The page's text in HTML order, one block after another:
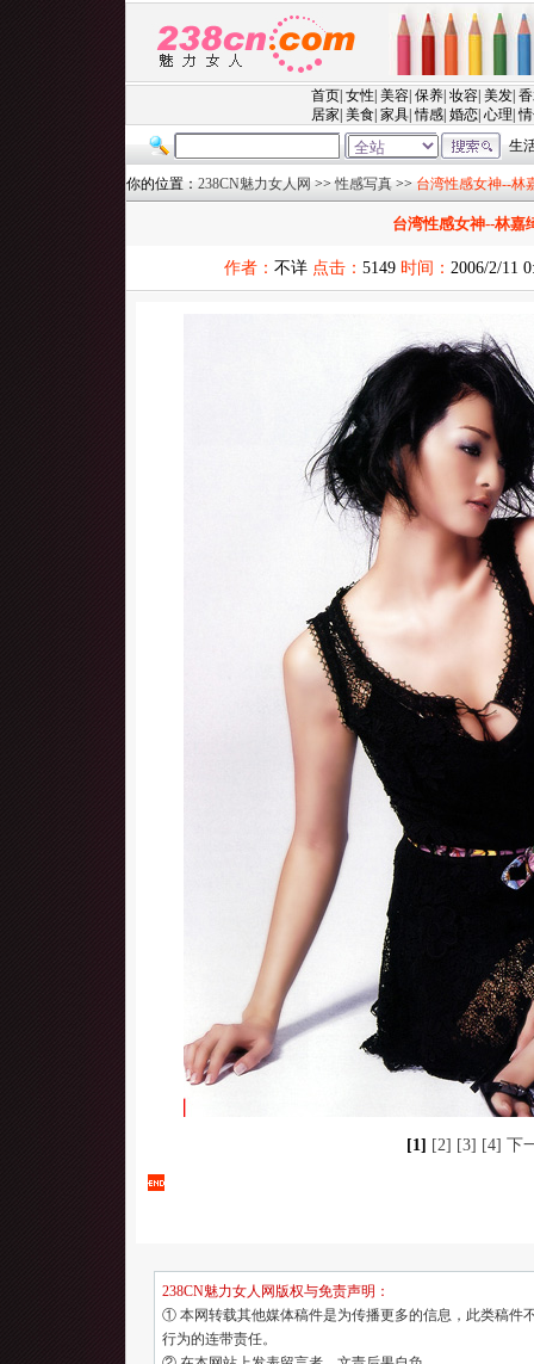
你的位置： 238CN魅力女人网 >>性感写真 >> 台湾性感女神--林
台湾性感女神--林嘉
作者： 不详 点击： 5149 时间： 2006/2/11
[1] [2] [3] [4] 下
238CN魅力女人网版权与免责声明：
① 本网转载其他媒体稿件是为传播更多的信息，此类稿件
行为的连带责任。